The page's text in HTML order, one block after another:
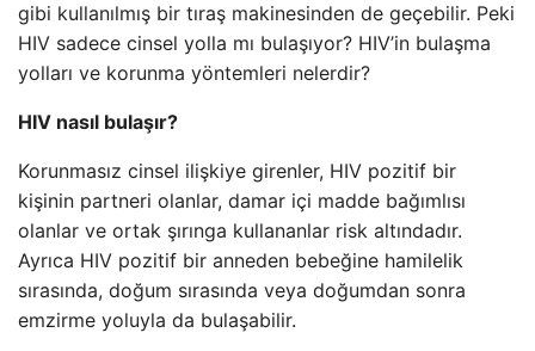
gibi kullanılmış bir tıraş makinesinden de geçebilir. Peki
HIV sadece cinsel yolla mı bulaşıyor? HIV’in bulaşma
yolları ve korunma yöntemleri nelerdir?
HIV nasıl bulaşır?
Korunmasız cinsel ilişkiye girenler, HIV pozitif bir
kişinin partneri olanlar, damar içi madde bağımlısı
olanlar ve ortak şırınga kullananlar risk altındadır.
Ayrıca HIV pozitif bir anneden bebeğine hamilelik
sırasında, doğum sırasında veya doğumdan sonra
emzirme yoluyla da bulaşabilir.